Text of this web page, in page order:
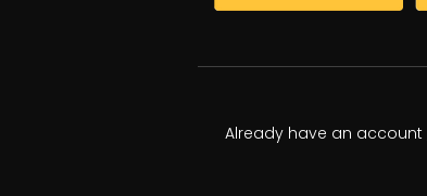
Already have an account